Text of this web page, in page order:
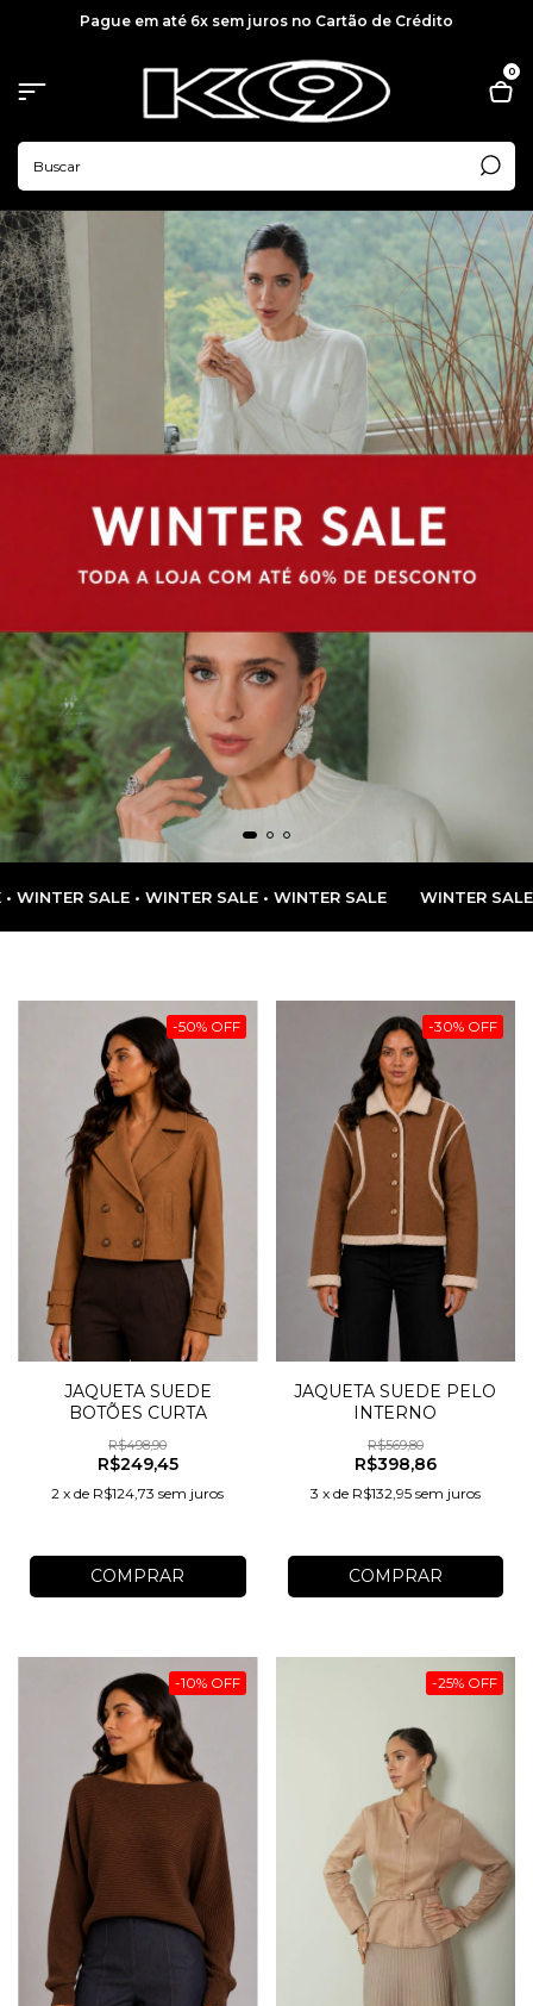
Pague em até 6x sem juros no Cartão de Crédito
0
SALE • WINTER SALE WINTER SALE • WINTER SALE
-50% OFF
JAQUETA SUEDE
BOTÕES CURTA
R$498,90
R$249,45
2 xde R$124,73 sem juros
COMPRAR
-30% OFF
JAQUETA SUEDE PELO
INTERNO
R$569,80
R$398,86
3 x de R$132,95 sem juros
COMPRAR
-10% OFF -25% OFF